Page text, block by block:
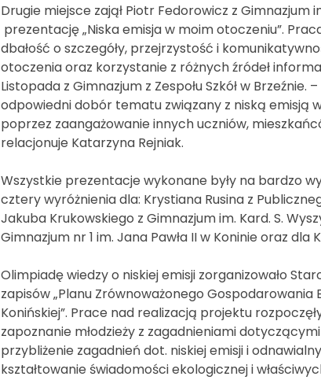
Drugie miejsce zajął Piotr Fedorowicz z Gimnazjum
prezentację „Niska emisja w moim otoczeniu”.
dbałość o szczegóły, przejrzystość i
otoczenia oraz korzystanie z różnych źródeł
Listopada z Gimnazjum z Zespołu Szkół w
odpowiedni dobór tematu związany z niską emisją
poprzez zaangażowanie innych uczniów,
relacjonuje Katarzyna Rejniak.
Wszystkie prezentacje wykonane były na bardzo
cztery wyróżnienia dla: Krystiana Rusina z
Jakuba Krukowskiego z Gimnazjum im. Kard. S.
Gimnazjum nr 1 im. Jana Pawła II w Koninie oraz dla
Olimpiadę wiedzy o niskiej emisji zorganizowało
zapisów „Planu Zrównoważonego
Konińskiej”. Prace nad realizacją projektu
zapoznanie młodzieży z zagadnieniami
przybliżenie zagadnień dot. niskiej emisji i
kształtowanie świadomości ekologicznej i